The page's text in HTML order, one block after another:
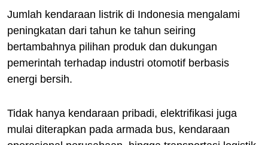
Jumlah kendaraan listrik di Indonesia mengalami
peningkatan dari tahun ke tahun seiring
bertambahnya pilihan produk dan dukungan
pemerintah terhadap industri otomotif berbasis
energi bersih.
Tidak hanya kendaraan pribadi, elektrifikasi juga
mulai diterapkan pada armada bus, kendaraan